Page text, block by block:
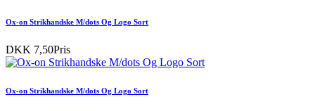
Ox-on Strikhandske M/dots Og Logo Sort
DKK 7,50Pris
Ox-on Strikhandske M/dots Og Logo Sort